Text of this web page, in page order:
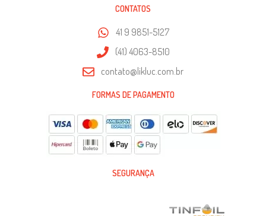
CONTATOS
41 9 9851-5127
(41) 4063-8510
contato@likluc.com.br
FORMAS DE PAGAMENTO
SEGURANÇA